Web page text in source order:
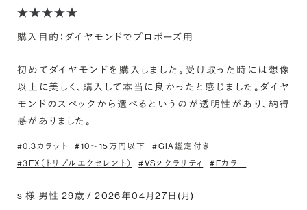
購入目的：ダイヤモンドでプロポーズ用
初めてダイヤモンドを購入しました。受け取った時には想像
以上に美しく、購入して本当に良かったと感じました。ダイヤ
モンドのスペックから選べるというのが透明性があり、納得
感がありました。
#0.3カラット #10〜15万円以下
#GIA鑑定付き
#3EX（トリプルエクセレント）
#VS2 クラリティ #Eカラー
s 様 男性 29歳 / 2026年04月27日(月)